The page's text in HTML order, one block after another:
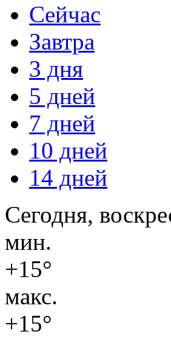
Сейчас
Завтра
3 дня
5 дней
7 дней
10 дней
14 дней
Сегодня,
мин.
+15°
макс.
+15°